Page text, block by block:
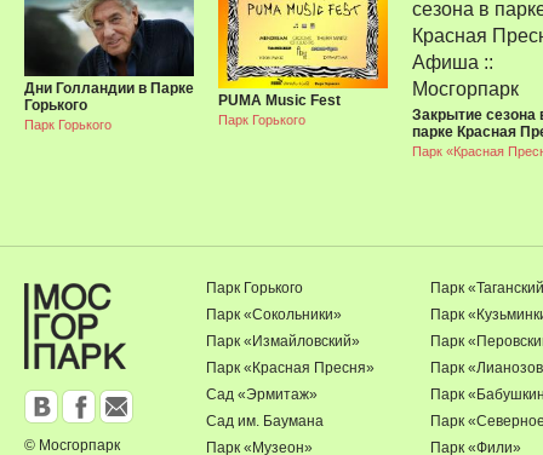
Дни Голландии в Парке
Горького
Парк Горького
PUMA Music Fest
Парк Горького
Закрытие сезона
парке Красная
Парк «Красная
© Мосгорпарк
Парк Горького
Парк «Сокольники»
Парк «Измайловский»
Парк «Красная Пресня»
Сад «Эрмитаж»
Сад им. Баумана
Парк «Музеон»
Парк
Парк
Парк
Парк
Парк
Парк
Парк «Фили»